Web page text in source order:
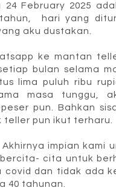
February 2025
hari yang
aku dustakan.
ke mantan
bulan selama
lima puluh ribu
masa tunggu,
pun. Bahkan
teller pun ikut terharu.
impian kami
bercita- cita untuk
covid dan tidak ada
40 tahunan.